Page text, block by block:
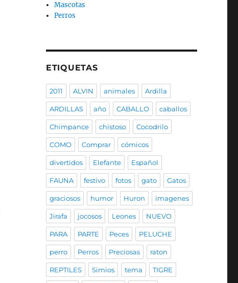
Mascotas
Perros
ETIQUETAS
2011 ALVIN animales Ardilla
ARDILLAS año CABALLO caballos
Chimpance chistoso Cocodrilo
COMO Comprar cómicos
divertidos Elefante Español
FAUNA festivo fotos gato Gatos
graciosos humor Huron imagenes
Jirafa jocosos Leones NUEVO
PARA PARTE Peces PELUCHE
perro Perros Preciosas raton
REPTILES Simios tema TIGRE